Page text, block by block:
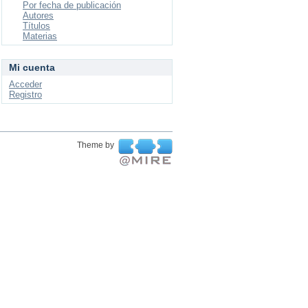
Por fecha de publicación
Autores
Títulos
Materias
Mi cuenta
Acceder
Registro
Theme by